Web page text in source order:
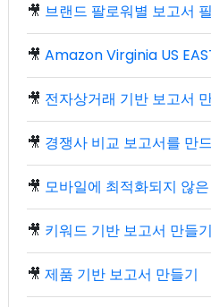
🎥 브랜드 팔로워별 보고서
🎥 Amazon Virginia US
🎥 전자상거래 기반 보고서
🎥 경쟁사 비교 보고서를 만
🎥 모바일에 최적화되지 않
🎥 키워드 기반 보고서 만들기
🎥 제품 기반 보고서 만들기